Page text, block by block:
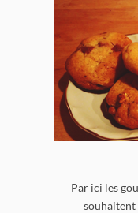
Par ici les
souhaitent